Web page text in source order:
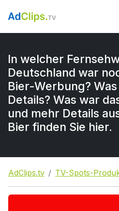
In welcher
Deutschland war
Bier-Werbung?
Details? Was war
und mehr Details
Bier finden Sie hier.
AdClips.tv TV-Spots-